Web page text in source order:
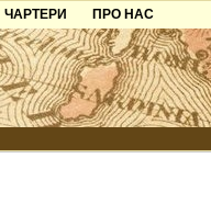
ЧАРТЕРИ
ПРО НАС
Контакти
Партнерам
Додати готель